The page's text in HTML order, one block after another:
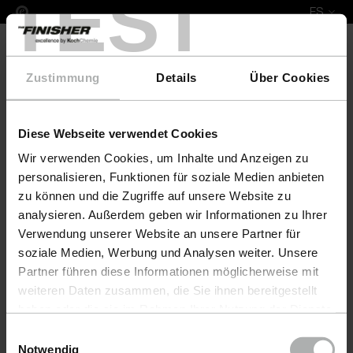
TEST
Zustimmung Details Über Cookies
Diese Webseite verwendet Cookies
Wir verwenden Cookies, um Inhalte und Anzeigen zu
personalisieren, Funktionen für soziale Medien anbieten
zu können und die Zugriffe auf unsere Website zu
analysieren. Außerdem geben wir Informationen zu Ihrer
Verwendung unserer Website an unsere Partner für
soziale Medien, Werbung und Analysen weiter. Unsere
Partner führen diese Informationen möglicherweise mit
weiteren Daten zusammen, die Sie ihnen bereitgestellt
Einstellungen zu den Cookies finden Sie unter
Notwendig
ES
Complete Leather Repair Set Machalke